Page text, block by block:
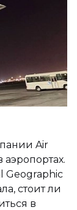
Air
Geographic
стоит ли
в